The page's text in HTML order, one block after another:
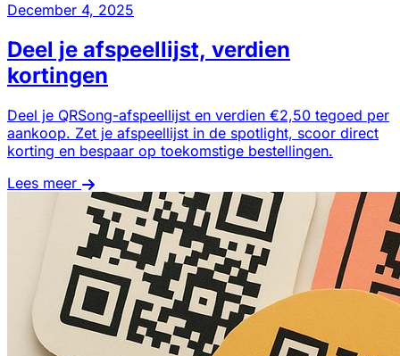
December 4, 2025
Deel je afspeellijst, verdien
kortingen
Deel je QRSong-afspeellijst en verdien €2,50 tegoed per
aankoop. Zet je afspeellijst in de spotlight, scoor direct
korting en bespaar op toekomstige bestellingen.
Lees meer